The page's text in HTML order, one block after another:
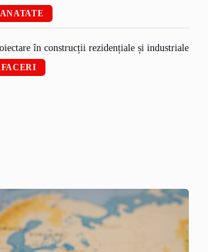
în construcții rezidențiale și industriale